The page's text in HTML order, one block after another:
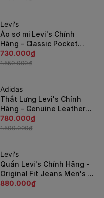
-53%
Levi's
Áo sơ mi Levi's Chính
Hãng - Classic Pocket
Standard Fit Shirt - Màu
hồng | JapanSport
730.000₫
1.550.000₫
-48%
Adidas
Thắt Lưng Levi's Chính
Hãng - Genuine Leather
Belt - Màu Đen |
JapanSport 11LV0253-001
780.000₫
1.500.000₫
Levi's
Quần Levi's Chính Hãng -
Original Fit Jeans Men's -
Màu Đen | JapanSport
880.000₫